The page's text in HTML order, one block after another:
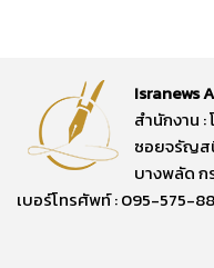
Isranews
สำนักงาน :
ซอยจรัญส
บางพลัด ก
เบอร์โทรศัพท์ : 095-575-